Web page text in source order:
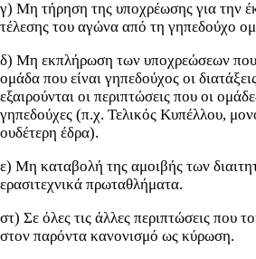
γ) Μη τήρηση της υποχρέωσης για την
τέλεσης του αγώνα από τη γηπεδούχο
δ) Μη εκπλήρωση των υποχρεώσεων που
ομάδα που είναι γηπεδούχος οι
εξαιρούνται οι περιπτώσεις που οι
γηπεδούχες (π.χ. Τελικός Κυπέλλου,
ουδέτερη έδρα).
ε) Μη καταβολή της αμοιβής των
ερασιτεχνικά πρωταθλήματα.
στ) Σε όλες τις άλλες περιπτώσεις που
στον παρόντα κανονισμό ως κύρωση.